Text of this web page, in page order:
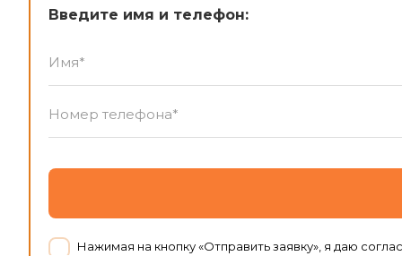
Введите имя и телефон:
Нажимая на кнопку «Отправить заявку», я даю